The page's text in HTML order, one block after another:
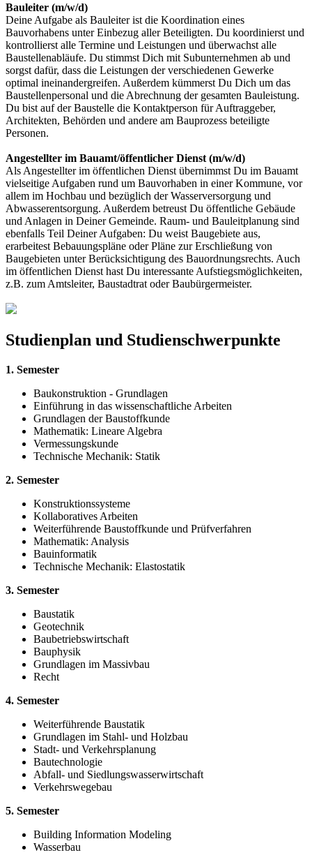
Bauleiter (m/w/d)
Deine Aufgabe als Bauleiter ist die Koordination eines
Bauvorhabens unter Einbezug aller Beteiligten. Du koordinierst und
kontrollierst alle Termine und Leistungen und überwachst alle
Baustellenabläufe. Du stimmst Dich mit Subunternehmen ab und
sorgst dafür, dass die Leistungen der verschiedenen Gewerke
optimal ineinandergreifen. Außerdem kümmerst Du Dich um das
Baustellenpersonal und die Abrechnung der gesamten Bauleistung.
Du bist auf der Baustelle die Kontaktperson für Auftraggeber,
Architekten, Behörden und andere am Bauprozess beteiligte
Personen.
Angestellter im Bauamt/öffentlicher Dienst (m/w/d)
Als Angestellter im öffentlichen Dienst übernimmst Du im Bauamt
vielseitige Aufgaben rund um Bauvorhaben in einer Kommune, vor
allem im Hochbau und bezüglich der Wasserversorgung und
Abwasserentsorgung. Außerdem betreust Du öffentliche Gebäude
und Anlagen in Deiner Gemeinde. Raum- und Bauleitplanung sind
ebenfalls Teil Deiner Aufgaben: Du weist Baugebiete aus,
erarbeitest Bebauungspläne oder Pläne zur Erschließung von
Baugebieten unter Berücksichtigung des Bauordnungsrechts. Auch
im öffentlichen Dienst hast Du interessante Aufstiegsmöglichkeiten,
z.B. zum Amtsleiter, Baustadtrat oder Baubürgermeister.
Studienplan und Studienschwerpunkte
1. Semester
Baukonstruktion - Grundlagen
Einführung in das wissenschaftliche Arbeiten
Grundlagen der Baustoffkunde
Mathematik: Lineare Algebra
Vermessungskunde
Technische Mechanik: Statik
2. Semester
Konstruktionssysteme
Kollaboratives Arbeiten
Weiterführende Baustoffkunde und Prüfverfahren
Mathematik: Analysis
Bauinformatik
Technische Mechanik: Elastostatik
3. Semester
Baustatik
Geotechnik
Baubetriebswirtschaft
Bauphysik
Grundlagen im Massivbau
Recht
4. Semester
Weiterführende Baustatik
Grundlagen im Stahl- und Holzbau
Stadt- und Verkehrsplanung
Bautechnologie
Abfall- und Siedlungswasserwirtschaft
Verkehrswegebau
5. Semester
Building Information Modeling
Wasserbau